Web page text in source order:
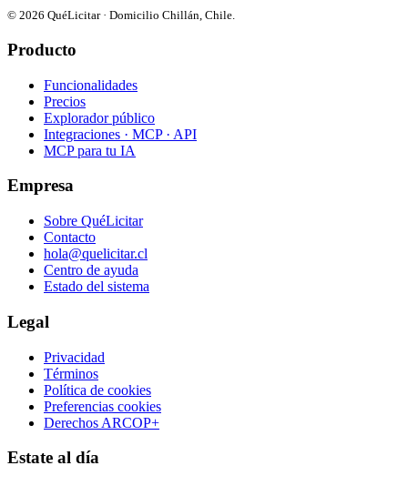
© 2026 QuéLicitar · Domicilio Chillán, Chile.
Producto
Funcionalidades
Precios
Explorador público
Integraciones · MCP · API
MCP para tu IA
Empresa
Sobre QuéLicitar
Contacto
hola@quelicitar.cl
Centro de ayuda
Estado del sistema
Legal
Privacidad
Términos
Política de cookies
Preferencias cookies
Derechos ARCOP+
Estate al día